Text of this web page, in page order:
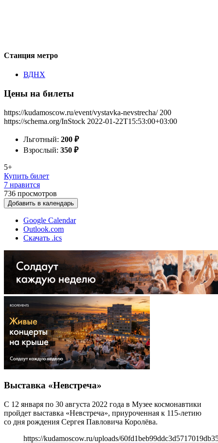
Станция метро
ВДНХ
Цены на билеты
https://kudamoscow.ru/event/vystavka-nevstrecha/ 200
https://schema.org/InStock 2022-01-22T15:53:00+03:00
Льготный: 200 ₽
Взрослый: 350 ₽
5+
Купить билет
7 нравится
736 просмотров
Добавить в календарь
Google Calendar
Outlook.com
Скачать .ics
Выставка «Невстреча»
С 12 января по 30 августа 2022 года в Музее космонавтики
пройдет выставка «Невстреча», приуроченная к 115-летию
со дня рождения Сергея Павловича Королёва.
https://kudamoscow.ru/uploads/